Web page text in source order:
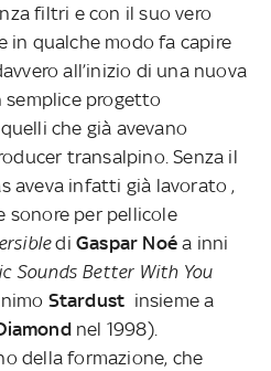
filtri e con il suo vero
in qualche modo fa capire
all’inizio di una nuova
progetto
che già avevano
transalpino. Senza il
aveva infatti già lavorato ,
sonore per pellicole
diGaspar Noé a inni
Sounds Better With You
Stardust insieme a
nel 1998).
della formazione, che